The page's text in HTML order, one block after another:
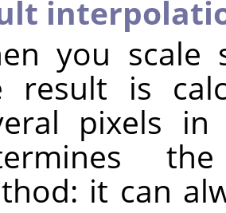
you scale
result is
pixels
it can